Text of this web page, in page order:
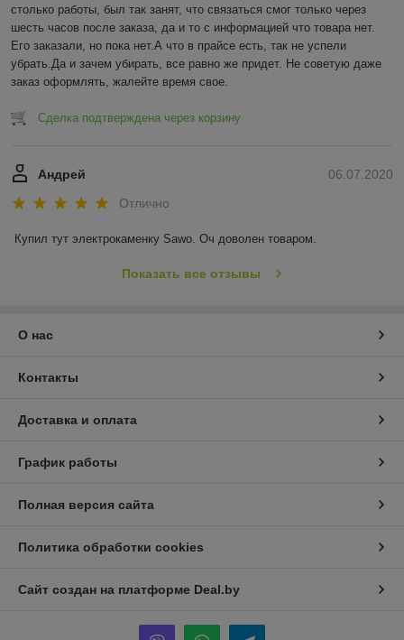
столько работы, был так занят, что связаться смог только через
шесть часов после заказа, да и то с информацией что товара нет.
Его заказали, но пока нет.А что в прайсе есть, так не успели
убрать.Да и зачем убирать, все равно же придет. Не советую даже
заказ оформлять, жалейте время свое.
Сделка подтверждена через корзину
06.07.2020
Андрей
Отлично
Купил тут электрокаменку Sawo. Оч доволен товаром.
Показать все отзывы
О нас
Контакты
Доставка и оплата
График работы
Полная версия сайта
Политика обработки cookies
Сайт создан на платформе Deal.by